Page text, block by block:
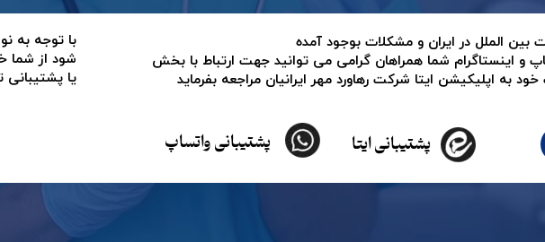
بین الملل در ایران و مشکلات بوجود آمده
و اینستاگرام شما همراهان گرامی می توانید جهت ارتباط با بخش
به اپلیکیشن ایتا شرکت رهاورد مهر ایرانیان مراجعه بفرماید
پشتیبانی ایتا پشتیبانی واتساپ
با توجه به
شود از شما
یا